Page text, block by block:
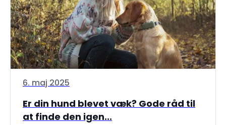
6. maj 2025
Er din hund blevet væk? Gode råd til
at finde den igen...